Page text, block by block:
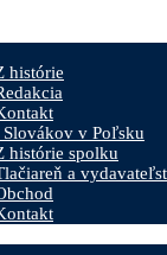
histórie
Slovákov v Poľsku
histórie spolku
a